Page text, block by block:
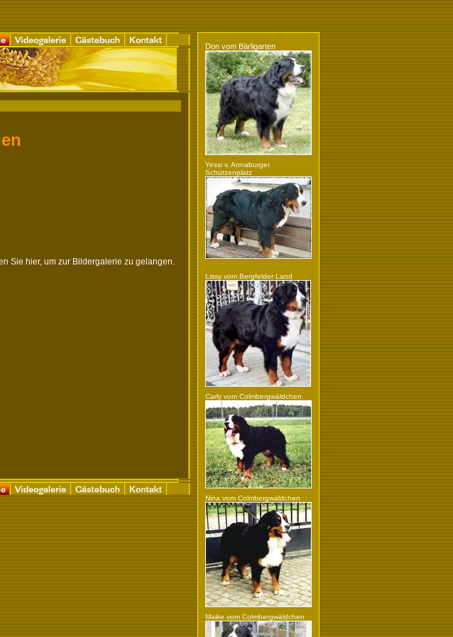
Sie hier, um zur Bildergalerie zu gelangen.
Don vom Bärligarten
Yessi v. Annaburger
Schützenplatz
Lissy vom Bergfelder Land
Carly vom Colmbergwäldchen
Nina vom Colmbergwäldchen
Maike vom Colmbergwäldchen